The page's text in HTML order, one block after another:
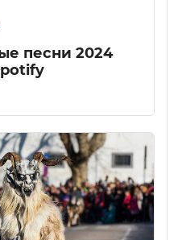
песни 2024